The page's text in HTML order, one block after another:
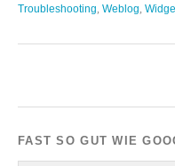
Troubleshooting Weblog
FAST SO GUT WIE